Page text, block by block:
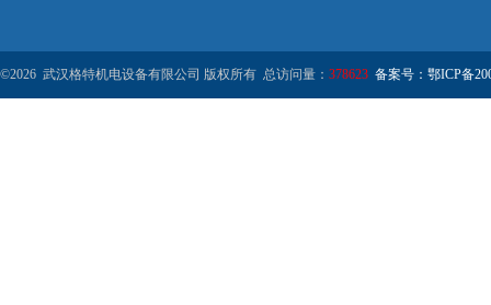
©2026 武汉格特机电设备有限公司 版权所有 总访问量： 378623 备案号：鄂ICP备